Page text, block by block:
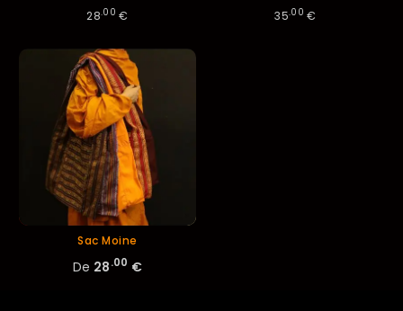
28.00 €
35.00 €
Sac Moine
De 28.00 €